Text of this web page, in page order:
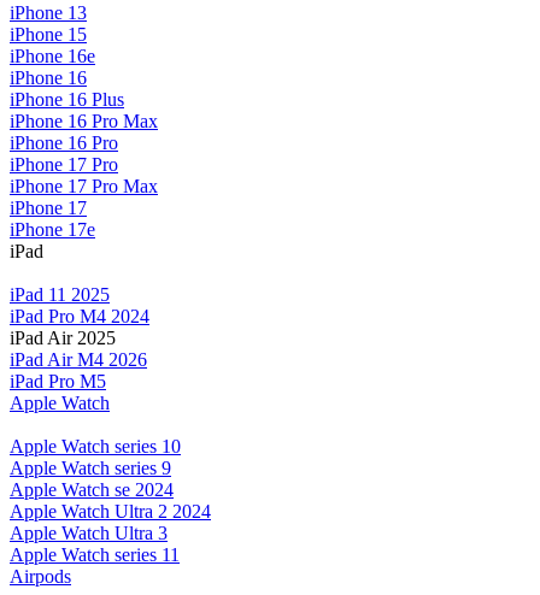
iPhone 13
iPhone 15
iPhone 16e
iPhone 16
iPhone 16 Plus
iPhone 16 Pro Max
iPhone 16 Pro
iPhone 17 Pro
iPhone 17 Pro Max
iPhone 17
iPhone 17e
iPad
iPad 11 2025
iPad Pro M4 2024
iPad Air 2025
iPad Air M4 2026
iPad Pro M5
Apple Watch
Apple Watch series 10
Apple Watch series 9
Apple Watch se 2024
Apple Watch Ultra 2 2024
Apple Watch Ultra 3
Apple Watch series 11
Airpods